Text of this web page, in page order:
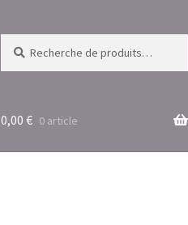
pour :
0,00 € 0 article